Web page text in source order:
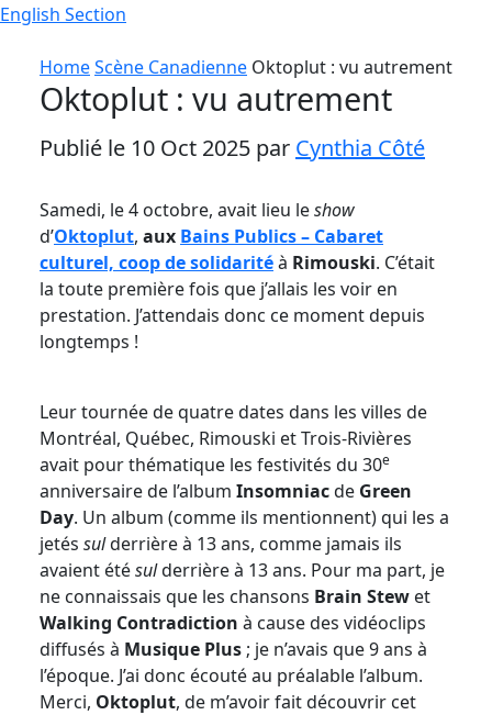
English Section
HomeScène Canadienne Oktoplut : vu autrement
Oktoplut : vu autrement
Publié le 10 Oct 2025 par Cynthia Côté
Samedi, le 4 octobre, avait lieu leshow
d’Oktoplut, aux Bains Publics – Cabaret
culturel, coop de solidaritéà Rimouski. C’était
la toute première fois que j’allais les voir en
prestation. J’attendais donc ce moment depuis
longtemps !
Leur tournée de quatre dates dans les villes de
Montréal, Québec, Rimouski et Trois-Rivières
avait pour thématique les festivités du 30e
anniversaire de l’album Insomniacde Green
Day. Un album (comme ils mentionnent) qui les a
jetés sulderrière à 13 ans, comme jamais ils
avaient étésulderrière à 13 ans. Pour ma part, je
ne connaissais que les chansons Brain Stew et
Walking Contradiction à cause des vidéoclips
diffusés à Musique Plus ; je n’avais que 9 ans à
l’époque. J’ai donc écouté au préalable l’album.
Merci, Oktoplut, de m’avoir fait découvrir cet